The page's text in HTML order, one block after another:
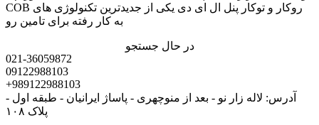
COB روکار و توکار پنل ال ای دی یکی از جدیدترین تکنولوژی های
به کار رفته برای تامین رو
در حال جستجو
021-36059872
09122988103
+989122988103
آدرس: لاله زار نو - بعد از منوچهری - پاساژ ایرانیان - طبقه اول -
پلاک ۱۰۸